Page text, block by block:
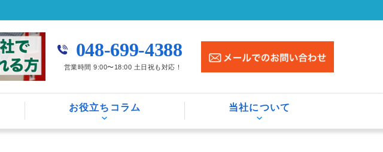
048-699-4388
営業時間 9:00〜18:00 土日祝も対応！
お役立ちコラム 当社について